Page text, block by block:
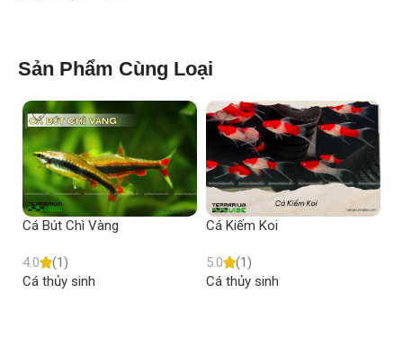
Sản Phẩm Cùng Loại
Cá Bút Chì Vàng
4.0
(1)
Cá thủy sinh
Cá Kiếm Koi
5.0
(1)
Cá thủy sinh